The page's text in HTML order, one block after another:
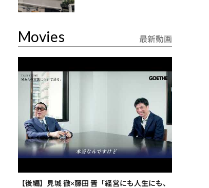
Movies 最新動画
最
【後編】見城 徹×藤田 晋「経営にも人生にも、